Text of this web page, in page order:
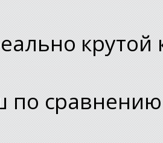
крутой
сравнению